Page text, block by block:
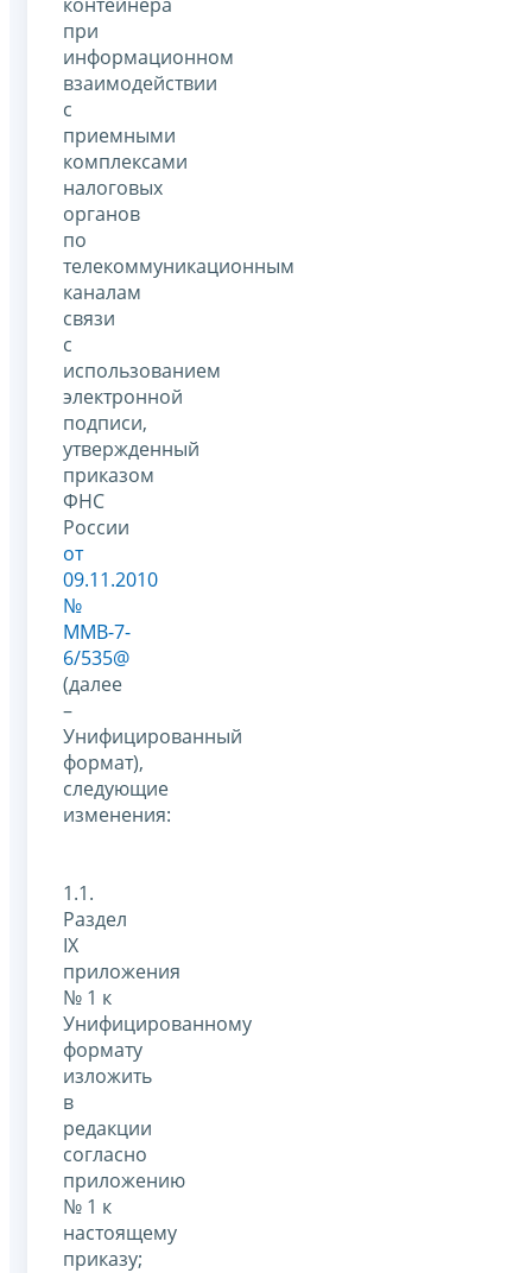
при
информационном
взаимодействии
с
приемными
комплексами
налоговых
органов
по
телекоммуникационным
каналам
связи
с
использованием
электронной
подписи,
утвержденный
приказом
ФНС
России
от
09.11.2010
№
ММВ-7-
6/535@
(далее
–
Унифицированный
формат),
следующие
изменения:
1.1.
Раздел
IX
приложения
№ 1 к
Унифицированному
формату
изложить
в
редакции
согласно
приложению
№ 1 к
настоящему
приказу;